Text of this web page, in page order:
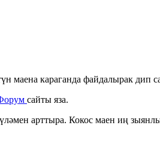
маена караганда файдалырак дип
сайты яза.
арттыра. Кокос маен иң